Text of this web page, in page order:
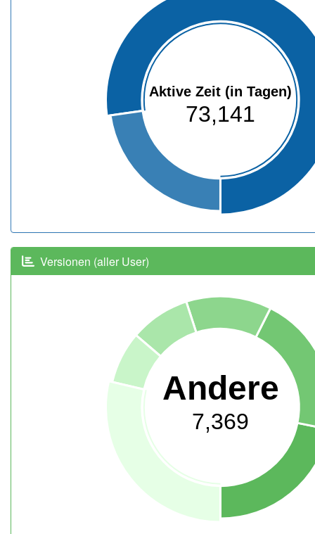
Aktive Zeit (in Tagen)
73,141
Versionen (aller User)
Andere
7,369